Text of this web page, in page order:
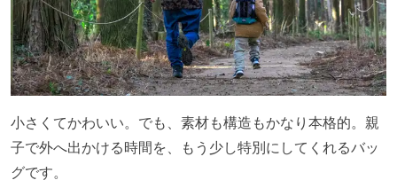
小さくてかわいい。でも、素材も構造もかなり本格的。親
子で外へ出かける時間を、もう少し特別にしてくれるバッ
グです。